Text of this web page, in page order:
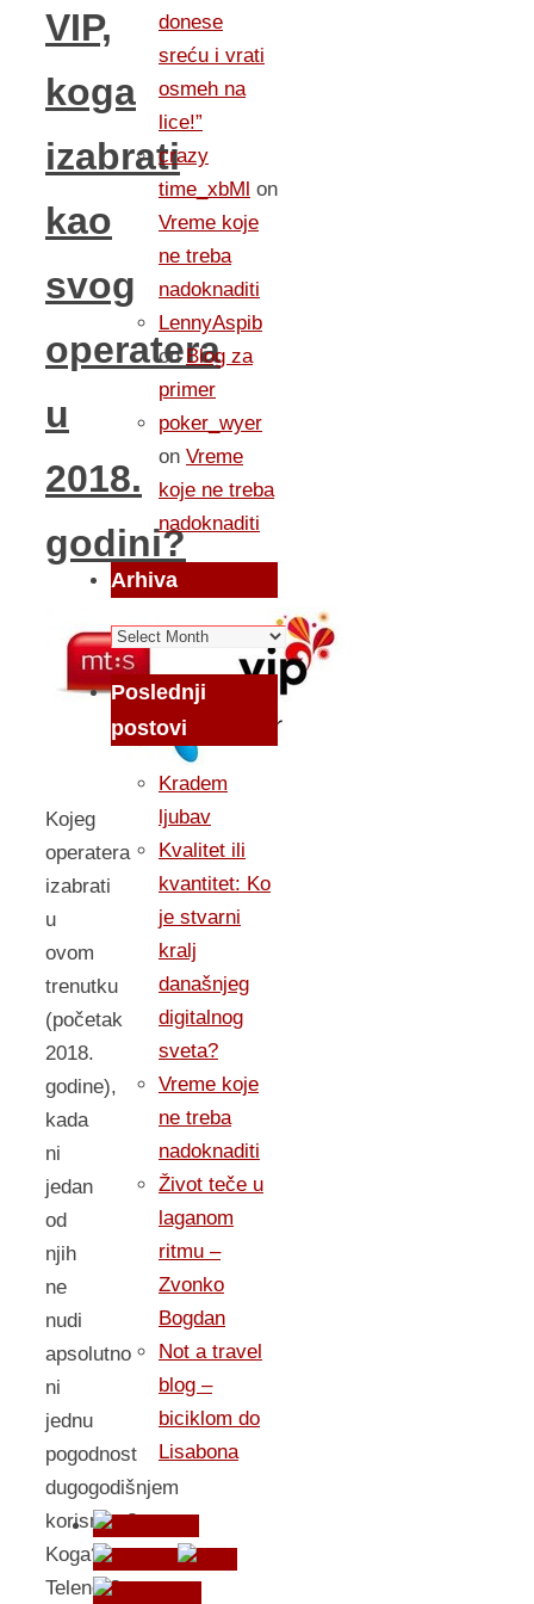
VIP,
koga
izabrati
kao
svog
operatera
u
2018.
godini?
Kojeg
operatera
izabrati
u
ovom
trenutku
(početak
2018.
godine),
kada
ni
jedan
od
njih
ne
nudi
apsolutno
ni
jednu
pogodnost
dugogodišnjem
korisniku?
Koga?
Telenor?
donese
sreću i vrati
osmeh na
lice!”
crazy
time_xbMl on
Vreme koje
ne treba
nadoknaditi
LennyAspib
onBlog za
primer
poker_wyer
on Vreme
koje ne treba
nadoknaditi
Arhiva
Arhiva
Poslednji
postovi
Kradem
ljubav
Kvalitet ili
kvantitet: Ko
je stvarni
kralj
današnjeg
digitalnog
sveta?
Vreme koje
ne treba
nadoknaditi
Život teče u
laganom
ritmu –
Zvonko
Bogdan
Not a travel
blog –
biciklom do
Lisabona